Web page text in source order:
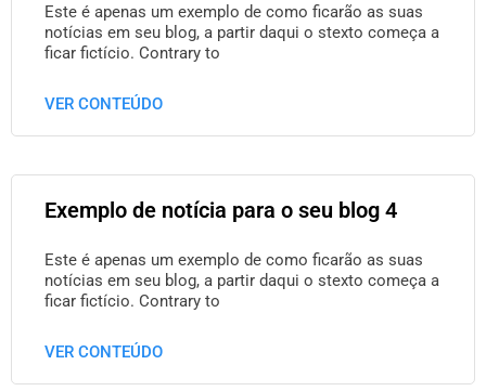
Este é apenas um exemplo de como ficarão as suas
notícias em seu blog, a partir daqui o stexto começa a
ficar fictício. Contrary to
VER CONTEÚDO
Exemplo de notícia para o seu blog 4
Este é apenas um exemplo de como ficarão as suas
notícias em seu blog, a partir daqui o stexto começa a
ficar fictício. Contrary to
VER CONTEÚDO